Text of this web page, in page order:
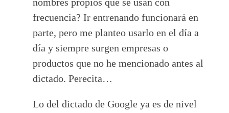
frecuencia? Ir entrenando funcionará en
parte, pero me planteo usarlo en el día a
día y siempre surgen empresas o
productos que no he mencionado antes al
dictado. Perecita…
Lo del dictado de Google ya es de nivel